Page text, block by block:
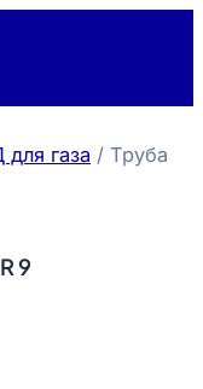
газа / Труба
9